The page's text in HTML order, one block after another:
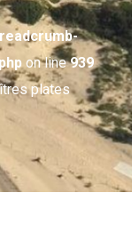
on line939
plates